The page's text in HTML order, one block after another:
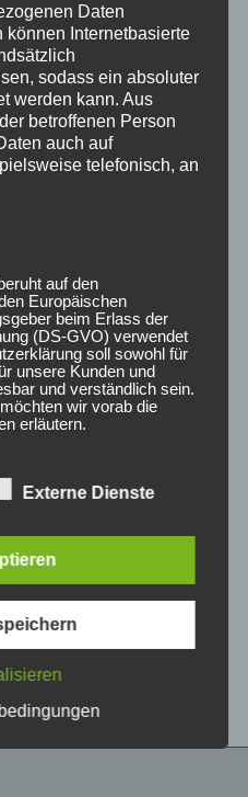
CONCAVER CVR1
19×8,5 ET40 5×112
Brushed Bronze
5
19×8,5 ET35 5×112
Carbon Graphite
450,00€ *
Bewertet
von
5
Daten
Internetbasierte
sodass ein absoluter
werden kann. Aus
betroffenen Person
auch auf
telefonisch, an
auf den
Europäischen
beim Erlass der
(DS-GVO) verwendet
soll sowohl für
unsere Kunden und
und verständlich sein.
wir vorab die
erläutern.
Begriffe:
sind alle
Person (im Folgenden
angesehen, die
Externe Dienste